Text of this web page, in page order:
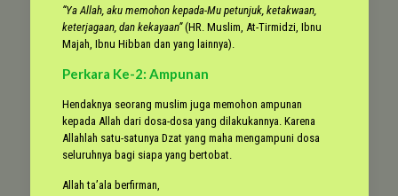
“Ya Allah, aku memohon kepada-Mu petunjuk, ketakwaan,
keterjagaan, dan kekayaan”(HR. Muslim, At-Tirmidzi, Ibnu
Majah, Ibnu Hibban dan yang lainnya).
Perkara Ke-2: Ampunan
Hendaknya seorang muslim juga memohon ampunan
kepada Allah dari dosa-dosa yang dilakukannya. Karena
Allahlah satu-satunya Dzat yang maha mengampuni dosa
seluruhnya bagi siapa yang bertobat.
Allah ta’ala berfirman,